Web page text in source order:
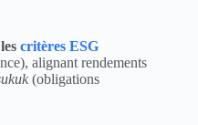
critères ESG
alignant rendements
(obligations